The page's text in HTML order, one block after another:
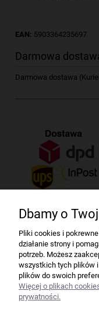
EAN: 5903364235697
Darmowa
Darmowa dostawa
Dbamy o
Pliki cookies i
działanie strony i
potrzeb. Możesz
wszystkich tych plików
plików do swoich
Więcej o plikach
prywatności.